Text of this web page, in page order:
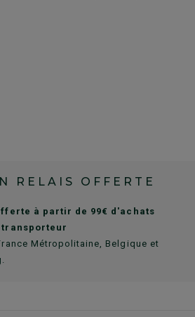
RELAIS OFFERTE
à partir de 99€ d'achats
Métropolitaine, Belgique et